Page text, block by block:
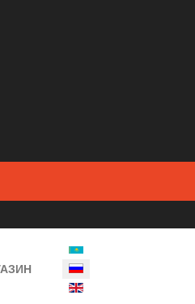
ВЫБЕРИТЕ ЯЗЫК